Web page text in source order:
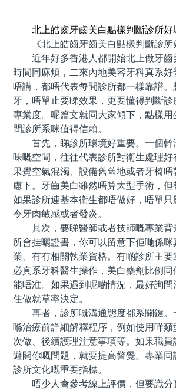
北上皓齒牙齒美白點樣判斷診所好
《北上皓齒牙齒美白點樣判斷診所
近年好多香港人都開始北上做牙齒
時間同麻煩，二來內地美容牙科真系
唔講，都唔代表每間診所都一樣靠譜
牙，唔單止要睇效果，更要懂得判斷診
專業度。呢篇文就同大家傾下，點樣
間診所系咪值得信賴。
首先，睇診所環境好重要。一個幹
味嘅空間，往往代表診所對衛生處理
果覺空氣混濁、設備舊舊地或者牙椅
慮下。牙齒美白雖然唔算大型手術，但
如果診所連基本衛生都唔做好，唔單
令牙肉敏感或者發炎。
其次，要睇醫師或者技師嘅專業背
所會挂曬證書，你可以留意下佢哋係
業、有冇相關執業資格。有啲診所主
必真系牙科醫生操作，美白藥劑比例
能唔准。如果遇到呢啲情況，最好詢問
住做就草率決定。
再者，診所嘅溝通態度都系關鍵。
喺治療前詳細解釋程序，例如使用咩
次做、後續護理注意事項等。如果職
避開你嘅問題，就要提高警覺。專業同
診所文化嘅重要指標。
唔少人會參考線上評價，但要識分